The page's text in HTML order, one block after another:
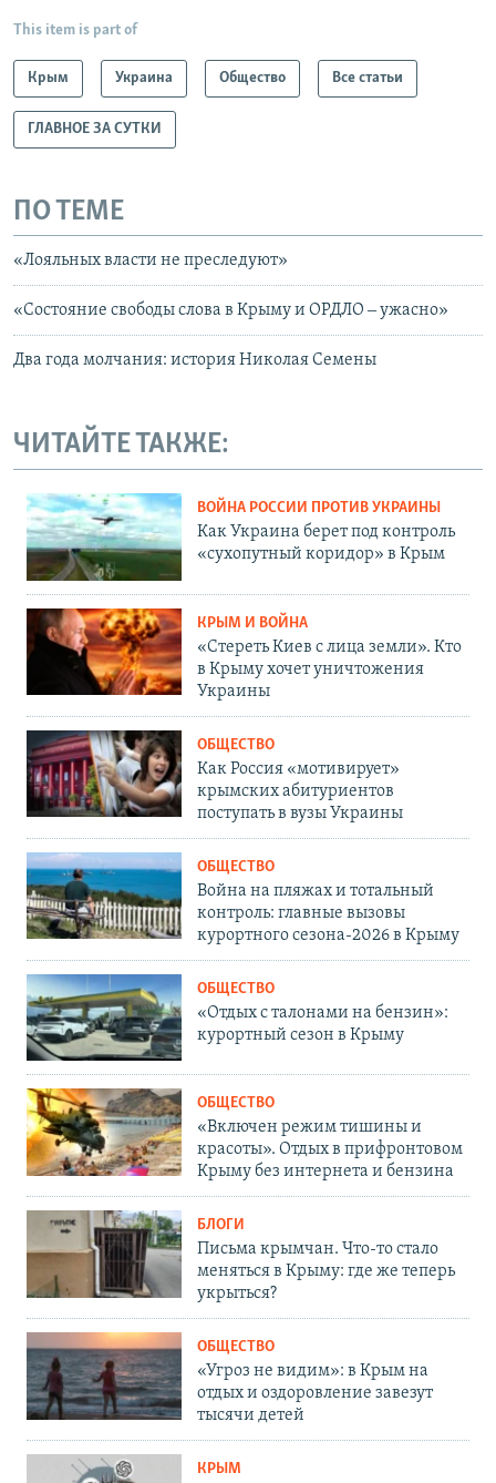
This item is part of
Крым Украина Общество Все статьи
ГЛАВНОЕ ЗА СУТКИ
ПО ТЕМЕ
«Лояльных власти не преследуют»
«Состояние свободы слова в Крыму и ОРДЛО ‒ ужасно»
Два года молчания: история Николая Семены
ЧИТАЙТЕ ТАКЖЕ:
ВОЙНА РОССИИ ПРОТИВ УКРАИНЫ
Как Украина берет под контроль
«сухопутный коридор» в Крым
КРЫМ И ВОЙНА
«Стереть Киев с лица земли». Кто
в Крыму хочет уничтожения
Украины
ОБЩЕСТВО
Как Россия «мотивирует»
крымских абитуриентов
поступать в вузы Украины
ОБЩЕСТВО
Война на пляжах и тотальный
контроль: главные вызовы
курортного сезона-2026 в Крыму
ОБЩЕСТВО
«Отдых с талонами на бензин»:
курортный сезон в Крыму
ОБЩЕСТВО
«Включен режим тишины и
красоты». Отдых в прифронтовом
Крыму без интернета и бензина
БЛОГИ
Письма крымчан. Что-то стало
меняться в Крыму: где же теперь
укрыться?
ОБЩЕСТВО
«Угроз не видим»: в Крым на
отдых и оздоровление завезут
тысячи детей
КРЫМ